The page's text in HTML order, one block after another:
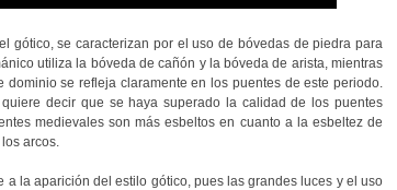
gótico, se caracterizan por el uso de bóvedas de piedra para
utiliza la bóveda de cañón y la bóveda de arista, mientras
se refleja claramente en los puentes de este periodo.
decir que se haya superado la calidad de los puentes
medievales son más esbeltos en cuanto a la esbeltez de
arcos.
la aparición del estilo gótico, pues las grandes luces y el uso